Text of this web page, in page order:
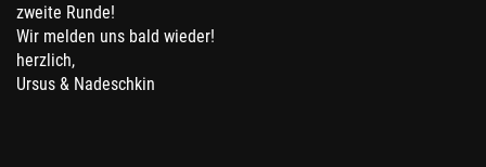
zweite Runde!
Wir melden uns bald wieder!
herzlich,
Ursus & Nadeschkin